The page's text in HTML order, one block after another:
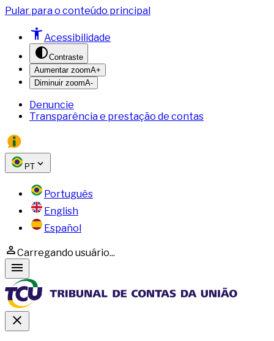
Pular para o conteúdo principal
Acessibilidade
Contraste
Aumentar zoomA+
Diminuir zoomA-
Denuncie
Transparência e prestação de contas
PT
Português
English
Español
Carregando usuário...